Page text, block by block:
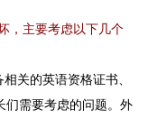
，主要考虑以下几个
关的英语资格证书、
们需要考虑的问题。外